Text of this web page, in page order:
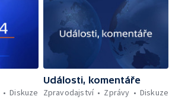
Diskuze
Události, komentáře
Zpravodajství
Zprávy Diskuze